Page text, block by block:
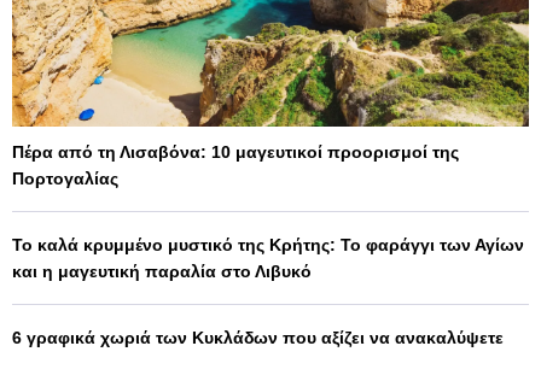
Πέρα από τη Λισαβόνα: 10 μαγευτικοί προορισμοί της
Πορτογαλίας
Το καλά κρυμμένο μυστικό της Κρήτης: Το φαράγγι των Αγίων
και η μαγευτική παραλία στο Λιβυκό
6 γραφικά χωριά των Κυκλάδων που αξίζει να ανακαλύψετε